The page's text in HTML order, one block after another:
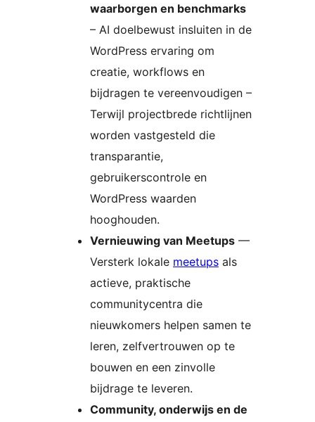
waarborgen en benchmarks
– AI doelbewust insluiten in de
WordPress ervaring om
creatie, workflows en
bijdragen te vereenvoudigen –
Terwijl projectbrede richtlijnen
worden vastgesteld die
transparantie,
gebruikerscontrole en
WordPress waarden
hooghouden.
Vernieuwing van Meetups —
Versterk lokale meetups als
actieve, praktische
communitycentra die
nieuwkomers helpen samen te
leren, zelfvertrouwen op te
bouwen en een zinvolle
bijdrage te leveren.
Community, onderwijs en de